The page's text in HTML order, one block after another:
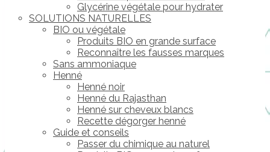
Glycérine végétale pour hydrater
SOLUTIONS NATURELLES
BIO ou végétale
Produits BIO en grande surface
Reconnaître les fausses marques
Sans ammoniaque
Henné
Henné noir
Henné du Rajasthan
Henné sur cheveux blancs
Recette dégorger henné
Guide et conseils
Passer du chimique au naturel